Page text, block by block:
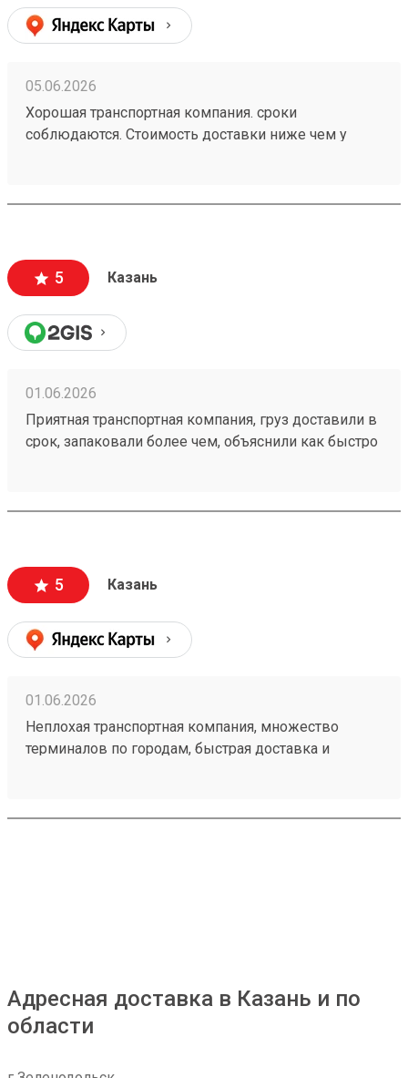
05.06.2026
Хорошая транспортная компания. сроки
соблюдаются. Стоимость доставки ниже чем у
5 Казань
01.06.2026
Приятная транспортная компания, груз доставили в
срок, запаковали более чем, объяснили как быстро
территорию, но я не уверен что в этом виноват
5 Казань
01.06.2026
Неплохая транспортная компания, множество
терминалов по городам, быстрая доставка и
Единственный наверно минус это платный въезд
Адресная доставка в Казань и по
области